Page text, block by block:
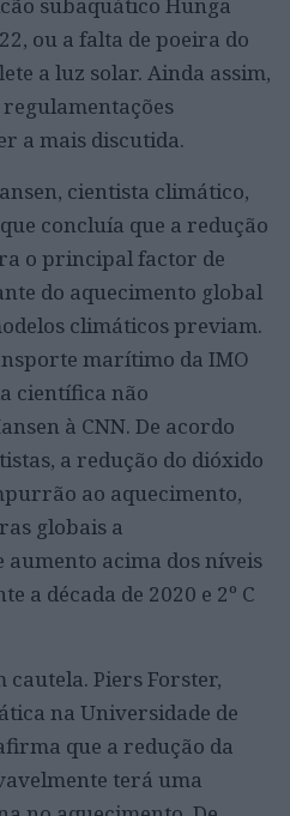
ou a falta de poeira do
a luz solar. Ainda assim,
a mais discutida.
cientista climático,
concluía que a redução
o principal factor de
do aquecimento global
climáticos previam.
marítimo da IMO
científica não
à CNN. De acordo
a redução do dióxido
ao aquecimento,
globais a
aumento acima dos níveis
a década de 2020 e 2º C
cautela. Piers Forster,
na Universidade de
que a redução da
terá uma